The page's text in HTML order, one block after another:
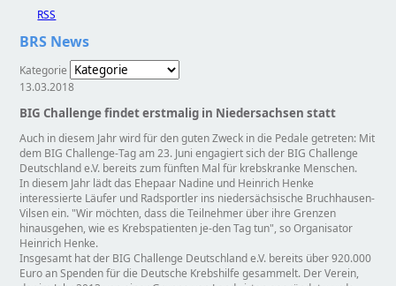
RSS
BRS News
Kategorie
13.03.2018
BIG Challenge findet erstmalig in Niedersachsen statt
Auch in diesem Jahr wird für den guten Zweck in die Pedale getreten: Mit
dem BIG Challenge-Tag am 23. Juni engagiert sich der BIG Challenge
Deutschland e.V. bereits zum fünften Mal für krebskranke Menschen.
In diesem Jahr lädt das Ehepaar Nadine und Heinrich Henke
interessierte Läufer und Radsportler ins niedersächsische Bruchhausen-
Vilsen ein. Wir möchten, dass die Teilnehmer über ihre Grenzen
hinausgehen, wie es Krebspatienten je-den Tag tun , so Organisator
Heinrich Henke.
Insgesamt hat der BIG Challenge Deutschland e.V. bereits über 920.000
Euro an Spenden für die Deutsche Krebshilfe gesammelt. Der Verein,